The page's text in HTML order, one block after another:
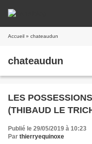
Accueil » chateaudun
chateaudun
LES
(THIBAUD LE
Publié le 29/05/2019 à 10:23
Par thierryequinoxe